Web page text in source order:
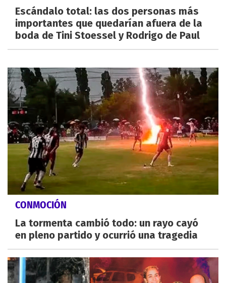
Escándalo total: las dos personas más
importantes que quedarían afuera de la
boda de Tini Stoessel y Rodrigo de Paul
CONMOCIÓN
La tormenta cambió todo: un rayo cayó
en pleno partido y ocurrió una tragedia